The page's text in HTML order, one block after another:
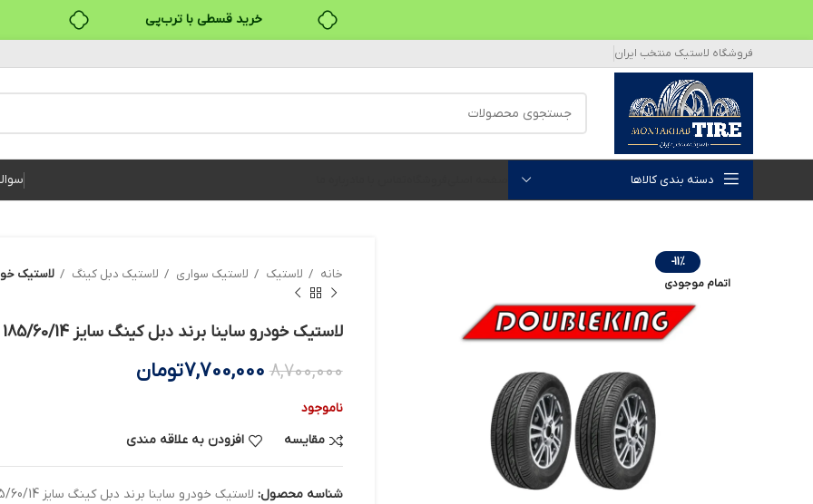
خرید قسطی با ترب‌پی
فروشگاه لاستیک منتخب ایران
دسته بندی کالاها
-11%
اتمام موجودی
خانه لاستیک لاستیک سواری لاستیک دبل کینگ لاستیک خودرو
لاستیک خودرو ساینا برند دبل کینگ سایز 185/60/14 – دو حلقه
8,700,000
7,700,000تومان
ناموجود
مقایسه
افزودن به علاقه مندی
شناسه محصول: لاستیک خودرو ساینا برند دبل کینگ سایز 185/60/14 - دو حلقه